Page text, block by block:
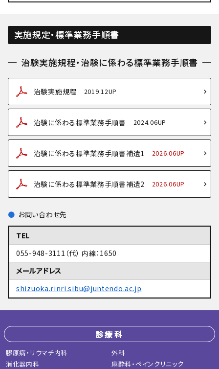
実施規定・標準業務手順書
治験実施規程・治験に係わる標準業務手順書
治験実施規程 2019.12UP
治験に係わる標準業務手順書 2024.06UP
治験に係わる標準業務手順書補遺1 2026.06UP
治験に係わる標準業務手順書補遺2 2026.06UP
お問い合わせ先
TEL
055-948-3111（代） 内線：1650
メールアドレス
shizuoka.rinri.sibu@juntendo.ac.jp
診療科
膠原病・リウマチ内科
消化器内科
外科
麻酔科・ペインクリニック